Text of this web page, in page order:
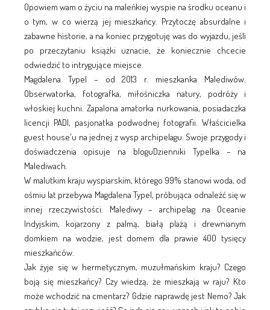
Opowiem wam o życiu na maleńkiej wyspie na środku oceanu i
o tym, w co wierzą jej mieszkańcy. Przytoczę absurdalne i
zabawne historie, a na koniec przygotuję was do wyjazdu, jeśli
po przeczytaniu książki uznacie, że koniecznie chcecie
odwiedzić to intrygujące miejsce.
Magdalena Typel – od 2013 r. mieszkanka Malediwów.
Obserwatorka, fotografka, miłośniczka natury, podróży i
włoskiej kuchni. Zapalona amatorka nurkowania, posiadaczka
licencji PADI, pasjonatka podwodnej fotografii. Właścicielka
guest house'u na jednej z wysp archipelagu. Swoje przygody i
doświadczenia opisuje na bloguDzienniki Typelka – na
Malediwach.
W malutkim kraju wyspiarskim, którego 99% stanowi woda, od
ośmiu lat przebywa Magdalena Typel, próbująca odnaleźć się w
innej rzeczywistości. Malediwy – archipelag na Oceanie
Indyjskim, kojarzony z palmą, białą plażą i drewnianym
domkiem na wodzie, jest domem dla prawie 400 tysięcy
mieszkańców.
Jak żyje się w hermetycznym, muzułmańskim kraju? Czego
boją się mieszkańcy? Czy wiedzą, że mieszkają w raju? Kto
może wchodzić na cmentarz? Gdzie naprawdę jest Nemo? Jak